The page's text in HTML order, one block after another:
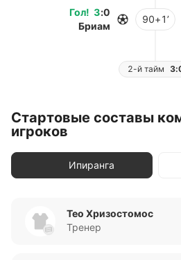
Гол! 3:0
Бриам
90+1’
2-й тайм
Стартовые составы
игроков
Ипиранга
Тео Хризостомос
Тренер